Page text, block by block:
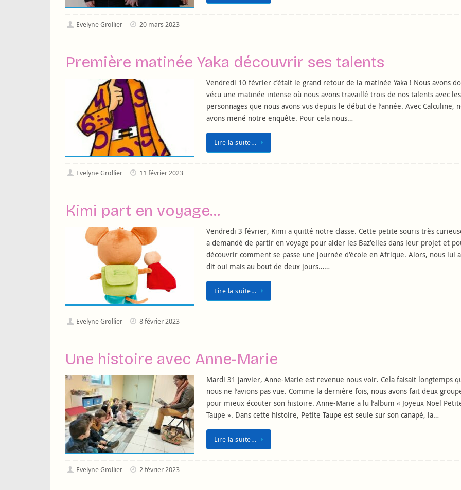
Evelyne Grollier 20 mars 2023
Première matinée Yaka découvrir ses talents
Vendredi 10 février c’était le grand retour de la matinée Yaka ! Nous avons
vécu une matinée intense où nous avons travaillé trois de nos talents avec
personnages que nous avons vus depuis le début de l’année. Avec Calculine,
avons mené notre enquête. Pour cela nous…
Lire la suite…
Evelyne Grollier 11 février 2023
Kimi part en voyage…
Vendredi 3 février, Kimi a quitté notre classe. Cette petite souris très
a demandé de partir en voyage pour aider les Baz’elles dans leur projet et
découvrir comment se passe une journée d’école en Afrique. Alors, nous lui
dit oui mais au bout de deux jours……
Lire la suite…
Evelyne Grollier 8 février 2023
Une histoire avec Anne-Marie
Mardi 31 janvier, Anne-Marie est revenue nous voir. Cela faisait longtemps
nous ne l’avions pas vue. Comme la dernière fois, nous avons fait deux
pour mieux écouter son histoire. Anne-Marie a lu l’album « Joyeux Noël
Taupe ». Dans cette histoire, Petite Taupe est seule sur son canapé, la…
Lire la suite…
Evelyne Grollier 2 février 2023